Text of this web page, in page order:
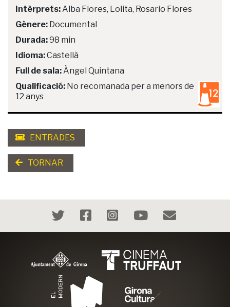
Intèrprets: Alba Flores, Lolita, Rosario Flores
Gènere: Documental
Durada:98 min
Idioma:Castellà
Full de sala: Àngel Quintana
Qualificació: No recomanada per a menors de
12 anys
ENTRADES
TORNAR